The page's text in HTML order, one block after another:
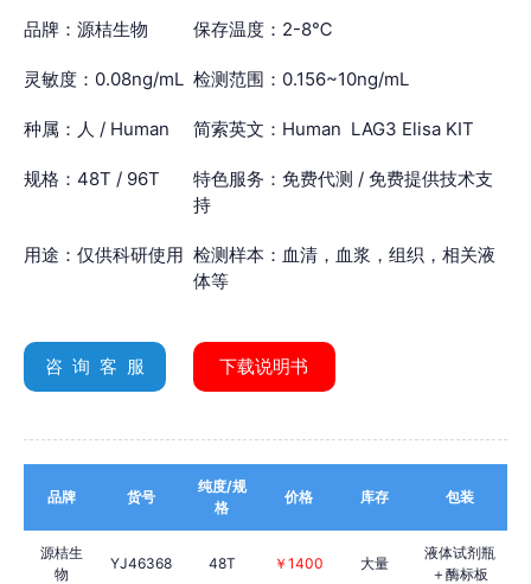
品牌：源桔生物 保存温度：2-8℃
灵敏度：0.08ng/mL 检测范围：0.156~10ng/mL
种属：人 / Human 简索英文：Human LAG3 Elisa KIT
规格：48T / 96T
特色服务：免费代测 / 免费提供技术支
持
用途：仅供科研使用 检测样本：血清，血浆，组织，相关液
体等
咨 询 客 服 下载说明书
品牌 货号
纯度/规
格
价格 库存 包装
源桔生
物
YJ46368 48T ￥1400 大量
液体试剂瓶
＋酶标板